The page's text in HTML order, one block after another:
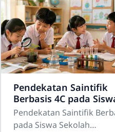
Pendekatan Saintifik
Berbasis 4C pada
Sekolah Dasar
Pendekatan Saintifik
pada Siswa Sekolah